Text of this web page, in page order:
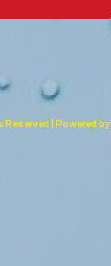
Reserved | Powered by